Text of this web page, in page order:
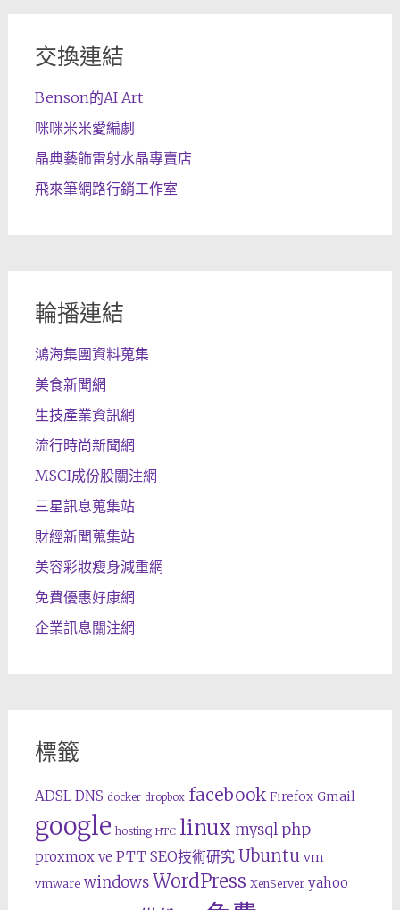
交換連結
Benson的AI Art
咪咪米米愛編劇
晶典藝飾雷射水晶專賣店
飛來筆網路行銷工作室
輪播連結
鴻海集團資料蒐集
美食新聞網
生技產業資訊網
流行時尚新聞網
MSCI成份股關注網
三星訊息蒐集站
財經新聞蒐集站
美容彩妝瘦身減重網
免費優惠好康網
企業訊息關注網
標籤
ADSL DNS docker dropbox facebook Firefox Gmail
google hosting HTC linux mysql php
proxmox ve PTT SEO技術研究 Ubuntu vm
vmware windows WordPress XenServer yahoo